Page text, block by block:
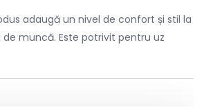
adaugă un nivel de confort și stil la
de muncă. Este potrivit pentru uz